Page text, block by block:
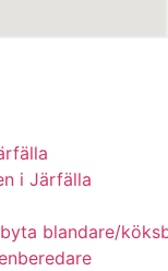
i Järfälla
blandare/